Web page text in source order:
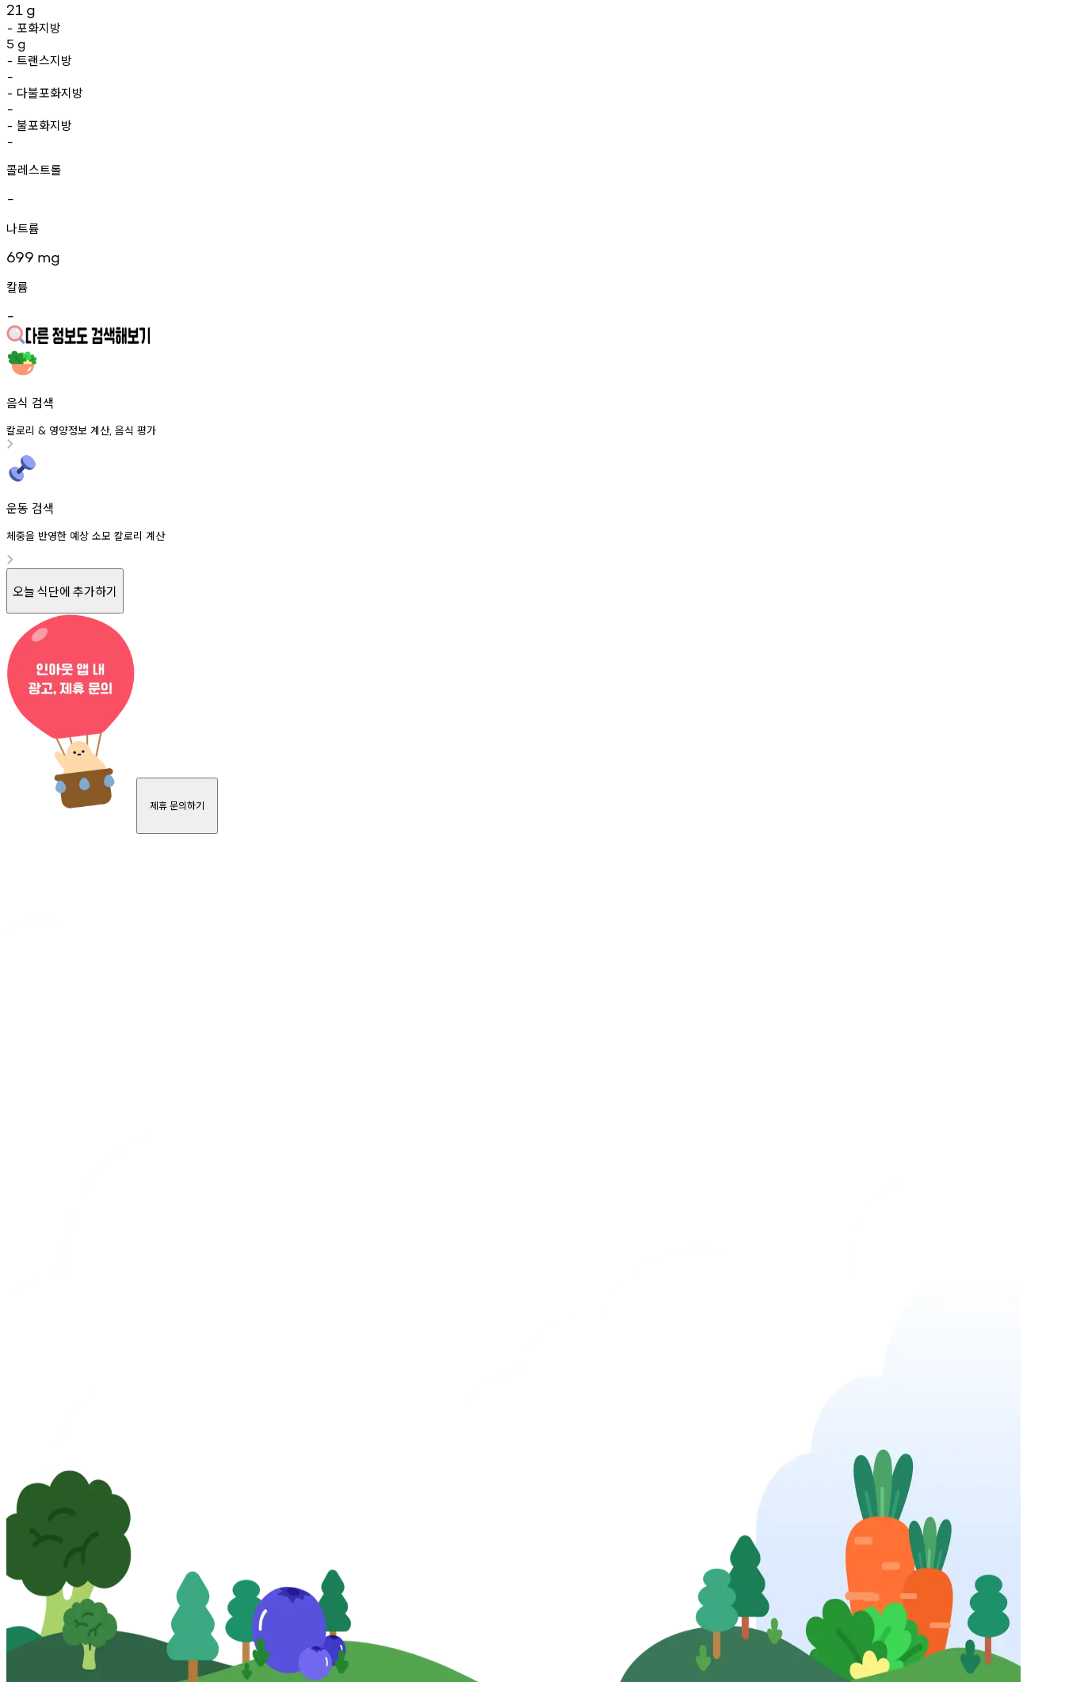
21 g
- 포화지방
5 g
- 트랜스지방
-
- 다불포화지방
-
- 불포화지방
-
콜레스트롤
-
나트륨
699 mg
칼륨
-
음식 검색
칼로리 & 영양정보 계산, 음식 평가
운동 검색
체중을 반영한 예상 소모 칼로리 계산
오늘 식단에 추가하기
제휴 문의하기